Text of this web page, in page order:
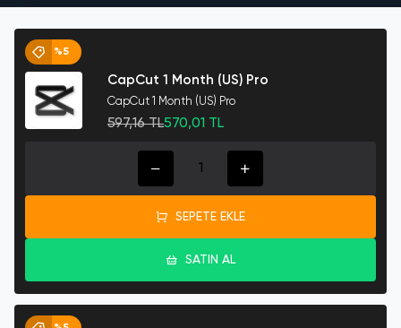
%5
CapCut 1 Month (US) Pro
CapCut 1 Month (US) Pro
597,16 TL570,01 TL
SEPETE EKLE
SATIN AL